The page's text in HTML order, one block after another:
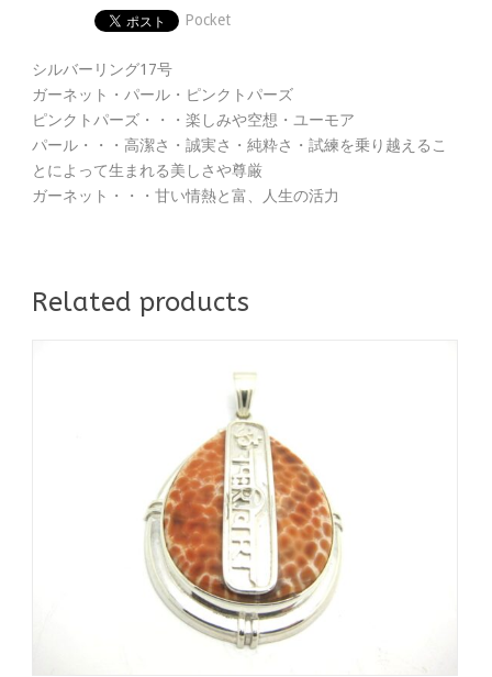
Pocket
シルバーリング17号
ガーネット・パール・ピンクトパーズ
ピンクトパーズ・・・楽しみや空想・ユーモア
パール・・・高潔さ・誠実さ・純粋さ・試練を乗り越えるこ
とによって生まれる美しさや尊厳
ガーネット・・・甘い情熱と富、人生の活力
Related products